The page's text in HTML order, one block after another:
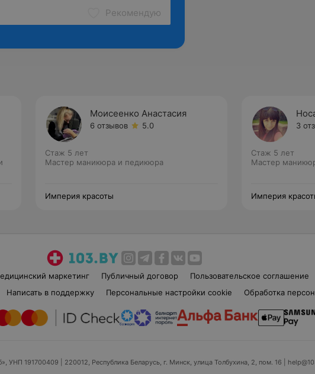
Рекомендую
Моисеенко Анастасия
6 отзывов 5.0
Стаж 5 лет
Мастер маникюра и педикюра
Империя красоты
3
Стаж 5 лет
Мастер
Империя
маркетинг Публичный договор Пользовательское соглашение
Написать в поддержку Персональные настройки cookie Обработка
УНП 191700409 | 220012, Республика Беларусь, г. Минск, улица Толбухина, 2, пом. 16 |